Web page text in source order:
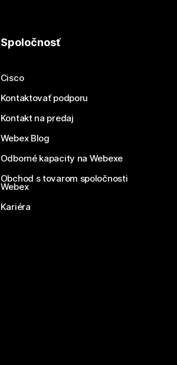
Spoločnosť
Cisco
Kontaktovať podporu
Kontakt na predaj
Webex Blog
Odborné kapacity na Webexe
Obchod s tovarom spoločnosti
Webex
Kariéra